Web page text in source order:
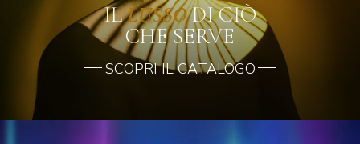
ILLUSSODI CIÒ
CHE SERVE
SCOPRI IL CATALOGO